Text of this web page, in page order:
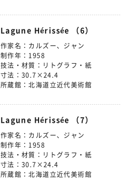
Lagune Hérissée （6）
作家名： カルズー、ジャン
制作年： 1958
技法・材質： リトグラフ・紙
寸法： 30.7×24.4
所蔵館： 北海道立近代美術館
Lagune Hérissée （7）
作家名： カルズー、ジャン
制作年： 1958
技法・材質： リトグラフ・紙
寸法： 30.7×24.4
所蔵館： 北海道立近代美術館